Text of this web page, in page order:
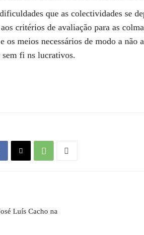
que as colectividades se
critérios de avaliação para as
os meios necessários de modo a não
fi ns lucrativos.
Luís Cacho na